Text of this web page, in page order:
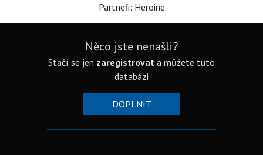
Partneři: Heroine
Něco jste nenašli?
Stačí se jen zaregistrovat a můžete tuto
databázi
DOPLNIT